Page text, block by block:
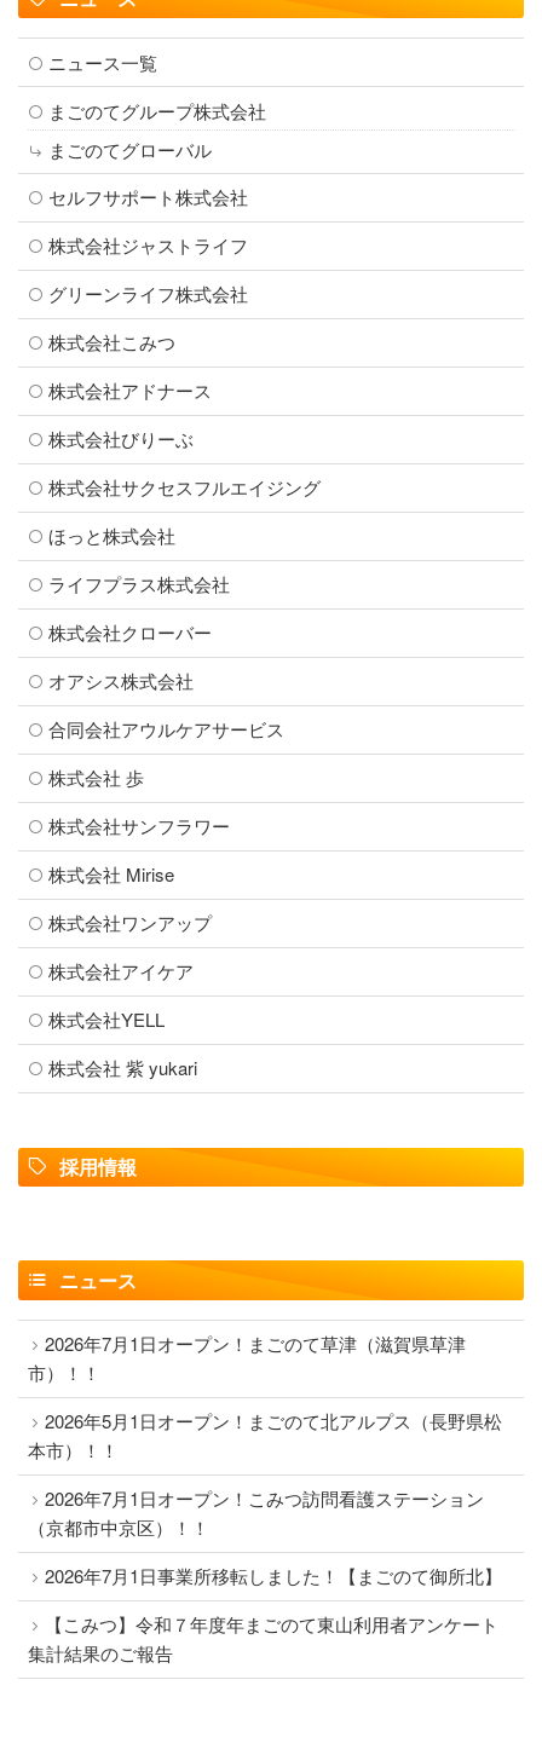
ニュース一覧
まごのてグループ株式会社
まごのてグローバル
セルフサポート株式会社
株式会社ジャストライフ
グリーンライフ株式会社
株式会社こみつ
株式会社アドナース
株式会社びりーぶ
株式会社サクセスフルエイジング
ほっと株式会社
ライフプラス株式会社
株式会社クローバー
オアシス株式会社
合同会社アウルケアサービス
株式会社 歩
株式会社サンフラワー
株式会社 Mirise
株式会社ワンアップ
株式会社アイケア
株式会社YELL
株式会社 紫 yukari
採用情報
ニュース
2026年7月1日オープン！まごのて草津（滋賀県草津
市）！！
2026年5月1日オープン！まごのて北アルプス（長野県松
本市）！！
2026年7月1日オープン！こみつ訪問看護ステーション
（京都市中京区）！！
2026年7月1日事業所移転しました！【まごのて御所北】
【こみつ】令和７年度年まごのて東山利用者アンケート
集計結果のご報告